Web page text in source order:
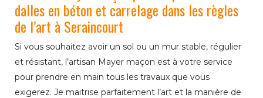
dalles en béton et carrelage dans les règles
de l’art à Seraincourt
Si vous souhaitez avoir un sol ou un mur stable, régulier
et résistant, l’artisan Mayer maçon est à votre service
pour prendre en main tous les travaux que vous
exigerez. Je maitrise parfaitement l’art et la manière de